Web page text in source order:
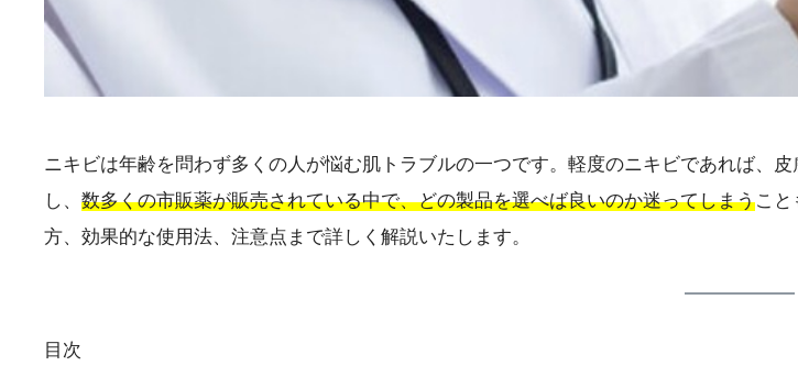
ニキビは年齢を問わず多くの人が悩む肌トラブルの一つです。軽度のニキビであれば、
し、 数多くの市販薬が販売されている中で、どの製品を選べば良いのか迷ってしまうこ
方、効果的な使用法、注意点まで詳しく解説いたします。
目次